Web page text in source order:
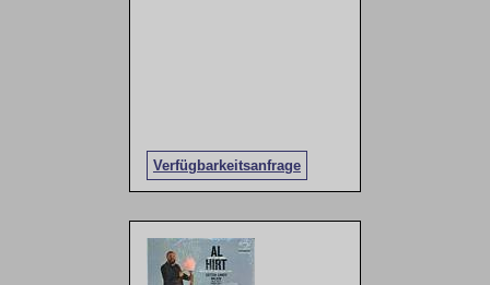
Verfügbarkeitsanfrage